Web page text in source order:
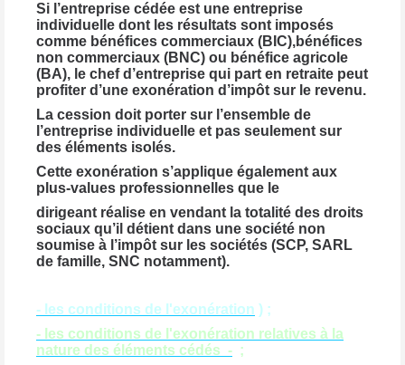
Si l’entreprise cédée est une entreprise
individuelle dont les résultats sont imposés
comme bénéfices commerciaux (BIC),bénéfices
non commerciaux (BNC) ou bénéfice agricole
(BA), le chef d’entreprise qui part en retraite peut
profiter d’une exonération d’impôt sur le revenu.
La cession doit porter sur l’ensemble de
l’entreprise individuelle et pas seulement sur
des éléments isolés.
Cette exonération s’applique également aux
plus-values professionnelles que le
dirigeant réalise en vendant la totalité des droits
sociaux qu’il détient dans une société non
soumise à l’impôt sur les sociétés (SCP, SARL
de famille, SNC notamment).
- les conditions de l'exonération ) ;
- les conditions de l'exonération relatives à la
nature des éléments cédés - ;